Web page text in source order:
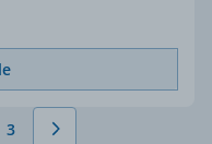
la page
Page
3